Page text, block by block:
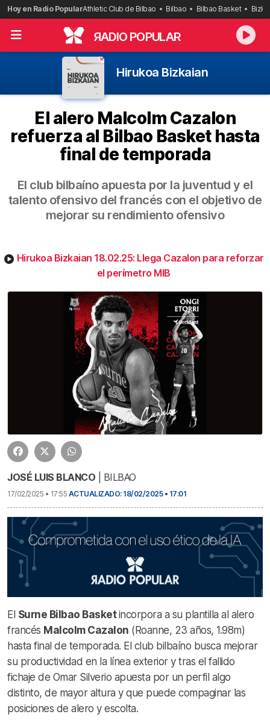
Saltar
al
contenido
Hoy en Radio PopularAthletic Club de Bilbao Bilbao Bilbao Basket
RADIO POPULAR
Hirukoa Bizkaian
El alero Malcolm Cazalon
refuerza al Bilbao Basket hasta
final de temporada
El club bilbaíno apuesta por la juventud y el
talento ofensivo del francés con el objetivo de
mejorar su rendimiento ofensivo
Hirukoa Bizkaian 18.02.25: Llega Cazalon para reforzar
el perímetro MIB
JOSÉ LUIS BLANCO | BILBAO
17/02/2025 • 17:55 ACTUALIZADO: 18/02/2025 • 17:01
El Surne Bilbao Basketincorpora a su plantilla al alero
francés Malcolm Cazalon (Roanne, 23 años, 1.98m)
hasta final de temporada. El club bilbaíno busca mejorar
su productividad en la línea exterior y tras el fallido
fichaje de Omar Silverio apuesta por un perfil algo
distinto, de mayor altura y que puede compaginar las
posiciones de alero y escolta.